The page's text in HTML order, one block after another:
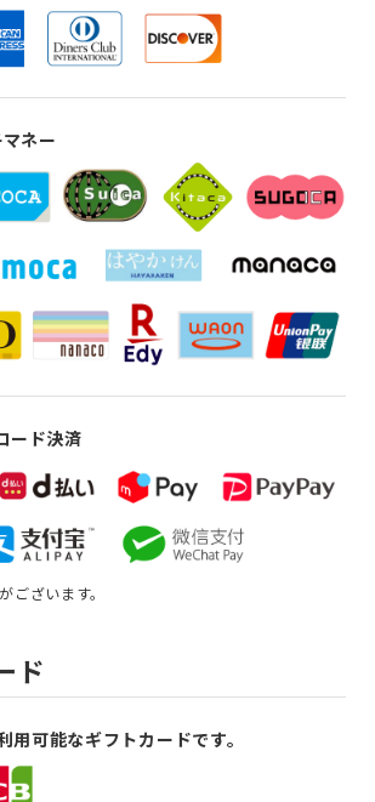
ネー
ード決済
ございます。
ド
用可能なギフトカードです。